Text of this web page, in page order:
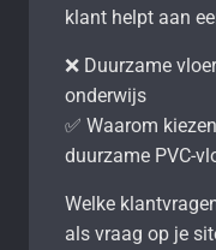
klant helpt aan
❌ Duurzame
onderwijs
✅ Waarom
duurzame PVC-
Welke
als vraag op je